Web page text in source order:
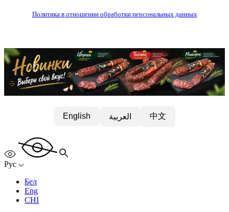
Политика в отношении обработки персональных данных
English العربية 中文
Рус
Бел
Eng
CHI